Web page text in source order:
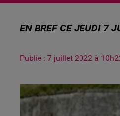
EN BREF CE JEUDI 7
Publié : 7 juillet 2022 à